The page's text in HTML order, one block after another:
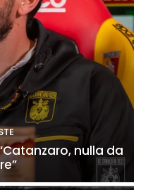
nulla da